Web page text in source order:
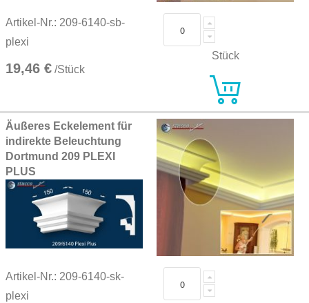
Artikel-Nr.: 209-6140-sb-
plexi
19,46 € /Stück
Stück
Äußeres Eckelement für
indirekte Beleuchtung
Dortmund 209 PLEXI
PLUS
Artikel-Nr.: 209-6140-sk-
plexi